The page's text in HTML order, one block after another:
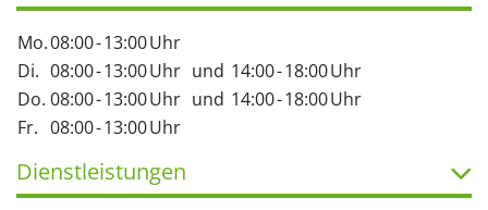
Mo.08:00-13:00Uhr
Di. 08:00-13:00Uhr und 14:00-18:00Uhr
Do. 08:00-13:00Uhr und 14:00-18:00Uhr
Fr. 08:00-13:00Uhr
Dienstleistungen